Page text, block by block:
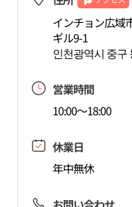
インチョン広域
ギル9-1
인천광역시 중구
営業時間
10:00～18:00
休業日
年中無休